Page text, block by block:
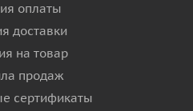
оплаты
доставки
на товар
продаж
сертификаты